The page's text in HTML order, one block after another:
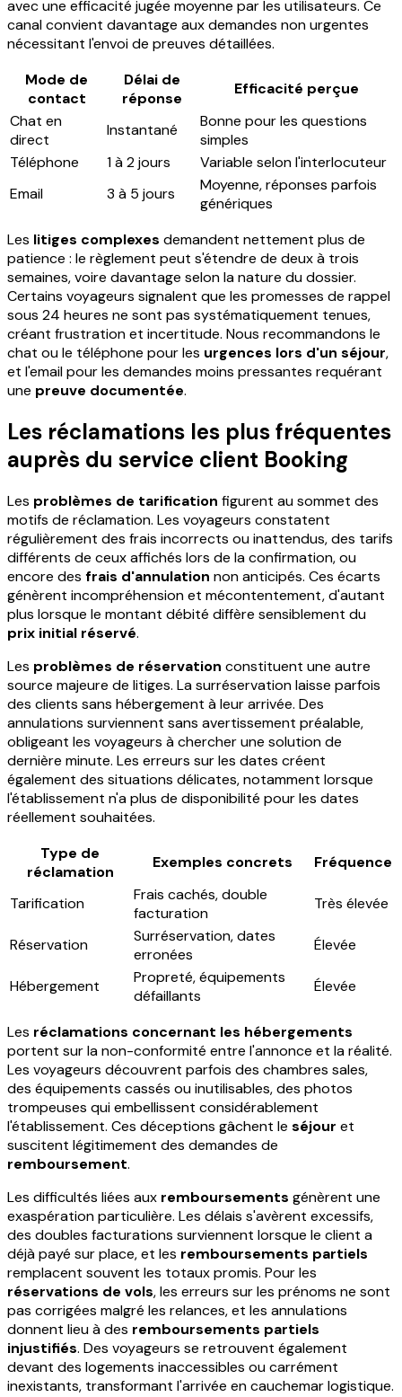
avec une efficacité jugée moyenne par les utilisateurs. Ce
canal convient davantage aux demandes non urgentes
nécessitant l'envoi de preuves détaillées.
Mode de
contact
Délai de
réponse
Efficacité perçue
Chat en
direct
Instantané
Bonne pour les questions
simples
Téléphone
1 à 2 jours
Variable selon l'interlocuteur
Email
3 à 5 jours
Moyenne, réponses parfois
génériques
Les litiges complexes demandent nettement plus de
patience : le règlement peut s'étendre de deux à trois
semaines, voire davantage selon la nature du dossier.
Certains voyageurs signalent que les promesses de rappel
sous 24 heures ne sont pas systématiquement tenues,
créant frustration et incertitude. Nous recommandons le
chat ou le téléphone pour les urgences lors d'un séjour,
et l'email pour les demandes moins pressantes requérant
une preuve documentée.
Les réclamations les plus fréquentes
auprès du service client Booking
Les problèmes de tarification figurent au sommet des
motifs de réclamation. Les voyageurs constatent
régulièrement des frais incorrects ou inattendus, des tarifs
différents de ceux affichés lors de la confirmation, ou
encore des frais d'annulation non anticipés. Ces écarts
génèrent incompréhension et mécontentement, d'autant
plus lorsque le montant débité diffère sensiblement du
prix initial réservé.
Les problèmes de réservation constituent une autre
source majeure de litiges. La surréservation laisse parfois
des clients sans hébergement à leur arrivée. Des
annulations surviennent sans avertissement préalable,
obligeant les voyageurs à chercher une solution de
dernière minute. Les erreurs sur les dates créent
également des situations délicates, notamment lorsque
l'établissement n'a plus de disponibilité pour les dates
réellement souhaitées.
Type de
réclamation
Exemples concrets Fréquence
Tarification
Frais cachés, double
facturation
Très élevée
Réservation
Surréservation, dates
erronées
Élevée
Hébergement
Propreté, équipements
défaillants
Élevée
Les réclamations concernant les hébergements
portent sur la non-conformité entre l'annonce et la réalité.
Les voyageurs découvrent parfois des chambres sales,
des équipements cassés ou inutilisables, des photos
trompeuses qui embellissent considérablement
l'établissement. Ces déceptions gâchent le séjour et
suscitent légitimement des demandes de
remboursement.
Les difficultés liées aux remboursements génèrent une
exaspération particulière. Les délais s'avèrent excessifs,
des doubles facturations surviennent lorsque le client a
déjà payé sur place, et les remboursements partiels
remplacent souvent les totaux promis. Pour les
réservations de vols, les erreurs sur les prénoms ne sont
pas corrigées malgré les relances, et les annulations
donnent lieu à des remboursements partiels
injustifiés. Des voyageurs se retrouvent également
devant des logements inaccessibles ou carrément
inexistants, transformant l'arrivée en cauchemar logistique.